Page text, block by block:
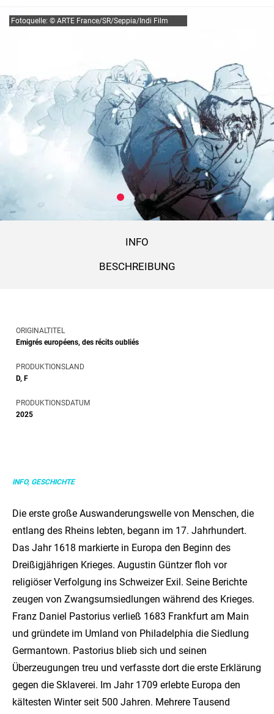
Fotoquelle: © ARTE France/SR/Seppia/Indi Film
INFO
BESCHREIBUNG
ORIGINALTITEL
Emigrés européens, des récits oubliés
PRODUKTIONSLAND
D, F
PRODUKTIONSDATUM
2025
INFO, GESCHICHTE
Die erste große Auswanderungswelle von Menschen, die
entlang des Rheins lebten, begann im 17. Jahrhundert.
Das Jahr 1618 markierte in Europa den Beginn des
Dreißigjährigen Krieges. Augustin Güntzer floh vor
religiöser Verfolgung ins Schweizer Exil. Seine Berichte
zeugen von Zwangsumsiedlungen während des Krieges.
Franz Daniel Pastorius verließ 1683 Frankfurt am Main
und gründete im Umland von Philadelphia die Siedlung
Germantown. Pastorius blieb sich und seinen
Überzeugungen treu und verfasste dort die erste Erklärung
gegen die Sklaverei. Im Jahr 1709 erlebte Europa den
kältesten Winter seit 500 Jahren. Mehrere Tausend